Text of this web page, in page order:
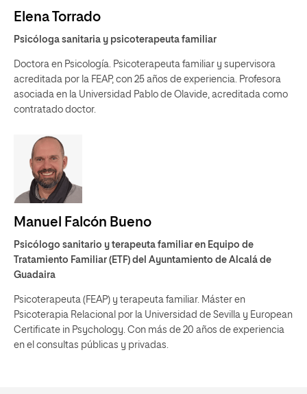
Elena Torrado
Psicóloga sanitaria y psicoterapeuta familiar
Doctora en Psicología. Psicoterapeuta familiar y supervisora
acreditada por la FEAP, con 25 años de experiencia. Profesora
asociada en la Universidad Pablo de Olavide, acreditada como
contratado doctor.
Manuel Falcón Bueno
Psicólogo sanitario y terapeuta familiar en Equipo de
Tratamiento Familiar (ETF) del Ayuntamiento de Alcalá de
Guadaira
Psicoterapeuta (FEAP) y terapeuta familiar. Máster en
Psicoterapia Relacional por la Universidad de Sevilla y European
Certificate in Psychology. Con más de 20 años de experiencia
en el consultas públicas y privadas.